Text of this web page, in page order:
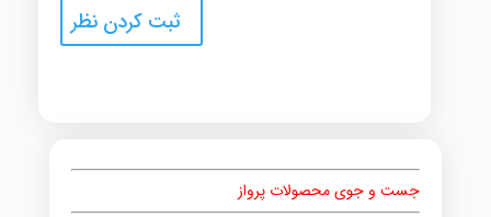
جست و جوی محصولات پرواز